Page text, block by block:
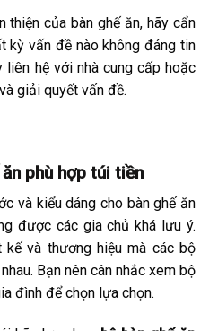
thiện của bàn ghế ăn, hãy cẩn
kỳ vấn đề nào không đáng tin
liên hệ với nhà cung cấp hoặc
giải quyết vấn đề.
phù hợp túi tiền
và kiểu dáng cho bàn ghế ăn
được các gia chủ khá lưu ý.
kế và thương hiệu mà các bộ
Bạn nên cân nhắc xem bộ
đình để chọn lựa chọn.